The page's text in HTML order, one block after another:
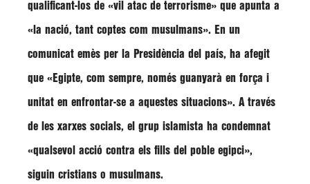
qualificant-los de «vil atac de terrorisme» que apunta a
«la nació, tant coptes com musulmans». En un
comunicat emès per la Presidència del país, ha afegit
que «Egipte, com sempre, només guanyarà en força i
unitat en enfrontar-se a aquestes situacions». A través
de les xarxes socials, el grup islamista ha condemnat
«qualsevol acció contra els fills del poble egipci»,
siguin cristians o musulmans.